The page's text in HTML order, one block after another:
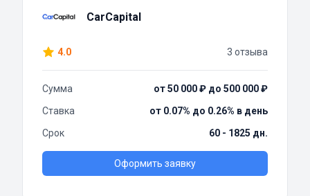
CarCapital
4.0 3 отзыва
Сумма
от 50 000 ₽ до 500 000 ₽
Ставка
от 0.07% до 0.26% в день
Срок
60 - 1825 дн.
Оформить заявку